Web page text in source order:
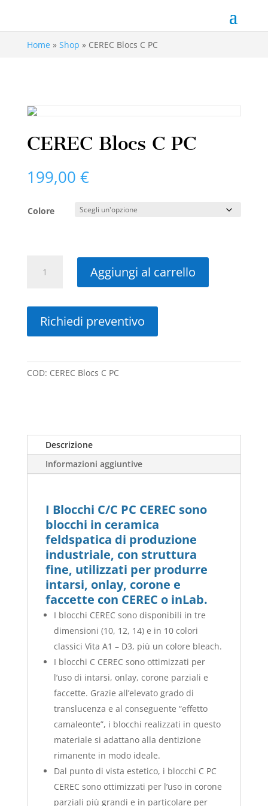
Home» Shop » CEREC Blocs C PC
CEREC Blocs C PC
199,00 €
Colore
Blocs
quantità
Aggiungi al carrello
Richiedi preventivo
COD: CEREC Blocs C PC
Descrizione
Informazioni aggiuntive
I Blocchi C/C PC CEREC sono
blocchi in ceramica
feldspatica di produzione
industriale, con struttura
fine, utilizzati per produrre
intarsi, onlay, corone e
faccette con CEREC o inLab.
I blocchi CEREC sono disponibili in tre
dimensioni (10, 12, 14) e in 10 colori
classici Vita A1 – D3, più un colore bleach.
I blocchi C CEREC sono ottimizzati per
l’uso di intarsi, onlay, corone parziali e
faccette. Grazie all’elevato grado di
translucenza e al conseguente “effetto
camaleonte”, i blocchi realizzati in questo
materiale si adattano alla dentizione
rimanente in modo ideale.
Dal punto di vista estetico, i blocchi C PC
CEREC sono ottimizzati per l’uso in corone
parziali più grandi e in particolare per